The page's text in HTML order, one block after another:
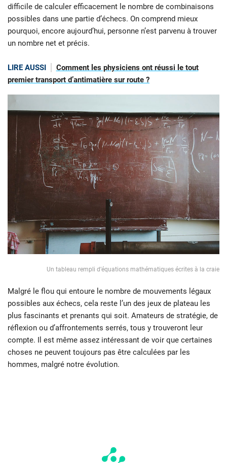
difficile de calculer efficacement le nombre de combinaisons
possibles dans une partie d’échecs. On comprend mieux
pourquoi, encore aujourd’hui, personne n’est parvenu à trouver
un nombre net et précis.
LIRE AUSSI
Comment les physiciens ont réussi le tout
premier transport d’antimatière sur route ?
Un tableau rempli d’équations mathématiques écrites à la craie
Malgré le flou qui entoure le nombre de mouvements légaux
possibles aux échecs, cela reste l’un des jeux de plateau les
plus fascinants et prenants qui soit. Amateurs de stratégie, de
réflexion ou d’affrontements serrés, tous y trouveront leur
compte. Il est même assez intéressant de voir que certaines
choses ne peuvent toujours pas être calculées par les
hommes, malgré notre évolution.